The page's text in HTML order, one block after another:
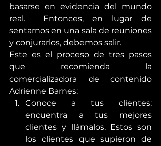
basarse en evidencia del mundo
real.  Entonces, en lugar de
sentarnos en una sala de reuniones
y conjurarlos, debemos salir.
Este es el proceso de tres pasos
que recomienda la
comercializadora de contenido
Adrienne Barnes:
Conoce a tus clientes:
encuentra a tus mejores
clientes y llámalos. Estos son
los clientes que supieron de